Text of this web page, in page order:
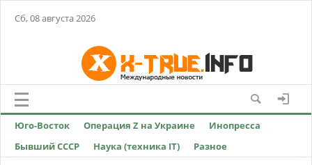
Сб, 08 августа 2026
Юго-Восток Операция Z на Украине
Инопресса
Бывший СССР
Наука (техника IT) Разное